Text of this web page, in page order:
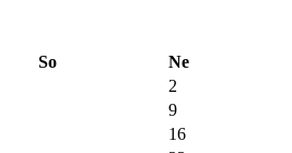
So
Ne
2
9
16